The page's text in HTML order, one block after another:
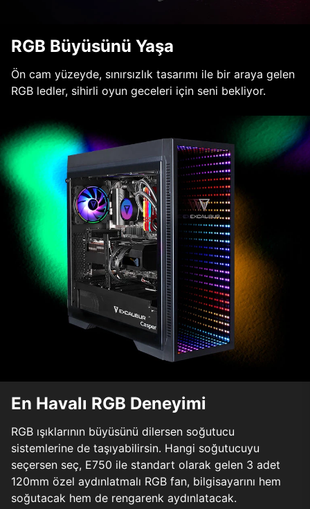
RGB Büyüsünü Yaşa
Ön cam yüzeyde, sınırsızlık tasarımı ile bir araya gelen
RGB ledler, sihirli oyun geceleri için seni bekliyor.
En Havalı RGB Deneyimi
RGB ışıklarının büyüsünü dilersen soğutucu
sistemlerine de taşıyabilirsin. Hangi soğutucuyu
seçersen seç, E750 ile standart olarak gelen 3 adet
120mm özel aydınlatmalı RGB fan, bilgisayarını hem
soğutacak hem de rengarenk aydınlatacak.